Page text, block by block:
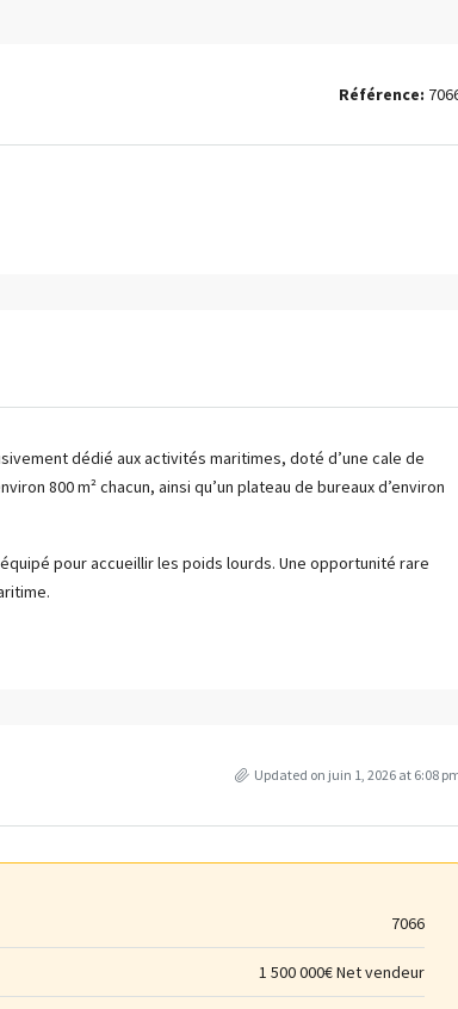
Référence:
dédié aux activités maritimes, doté d’une cale de
800 m² chacun, ainsi qu’un plateau de bureaux d’environ
pour accueillir les poids lourds. Une opportunité rare
Updated on juin 1, 2026 at 6:08
7066
1 500 000€ Net vendeur